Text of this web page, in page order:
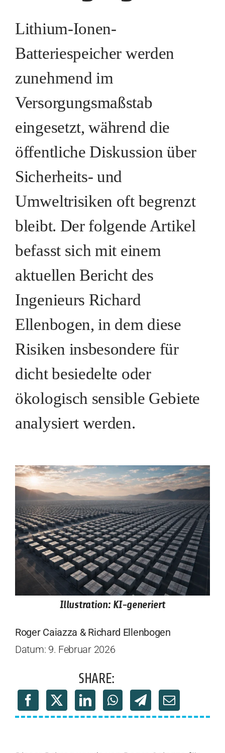
Lithium-Ionen-
Batteriespeicher werden
zunehmend im
Versorgungsmaßstab
eingesetzt, während die
öffentliche Diskussion über
Sicherheits- und
Umweltrisiken oft begrenzt
bleibt. Der folgende Artikel
befasst sich mit einem
aktuellen Bericht des
Ingenieurs Richard
Ellenbogen, in dem diese
Risiken insbesondere für
dicht besiedelte oder
ökologisch sensible Gebiete
analysiert werden.
Illustration: KI-generiert
Roger Caiazza & Richard Ellenbogen
Datum: 9. Februar 2026
SHARE: